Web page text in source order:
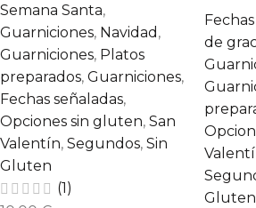
Semana Santa,
Guarniciones, Navidad ,
Guarniciones, Platos
preparados, Guarniciones,
Fechas señaladas,
Opciones sin gluten, San
Valentín, Segundos, Sin
Gluten
(1)
de
Gluten